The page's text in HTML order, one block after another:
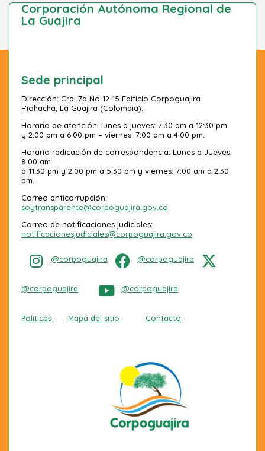
Corporación Autónoma Regional de
La Guajira
Sede principal
Dirección: Cra. 7a No 12-15 Edificio Corpoguajira
Riohacha, La Guajira (Colombia).
Horario de atención: lunes a jueves: 7:30 am a 12:30 pm
y 2:00 pm a 6:00 pm – viernes: 7:00 am a 4:00 pm.
Horario radicación de correspondencia: Lunes a Jueves:
8:00 am
a 11:30 pm y 2:00 pm a 5:30 pm y viernes: 7:00 am a 2:30
pm.
Correo anticorrupción:
soytransparente@corpoguajira.gov.co
Correo de notificaciones judiciales:
notificacionesjudiciales@corpoguajira.gov.co
@corpoguajira @corpoguajira
@corpoguajira @corpoguajira
Políticas Mapa del sitio Contacto